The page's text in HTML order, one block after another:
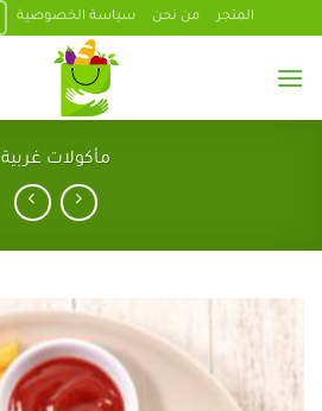
المتجر من نحن سياسة الخصوصية
مأكولات غربية